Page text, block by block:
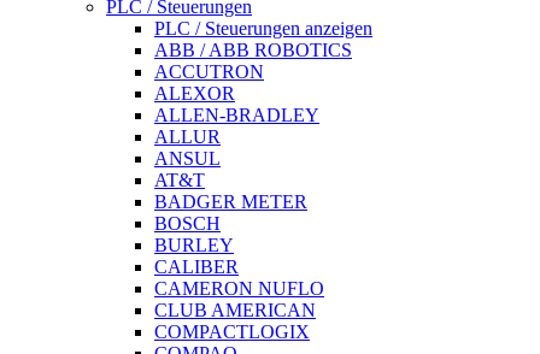
PLC / Steuerungen
PLC / Steuerungen anzeigen
ABB / ABB ROBOTICS
ACCUTRON
ALEXOR
ALLEN-BRADLEY
ALLUR
ANSUL
AT&T
BADGER METER
BOSCH
BURLEY
CALIBER
CAMERON NUFLO
CLUB AMERICAN
COMPACTLOGIX